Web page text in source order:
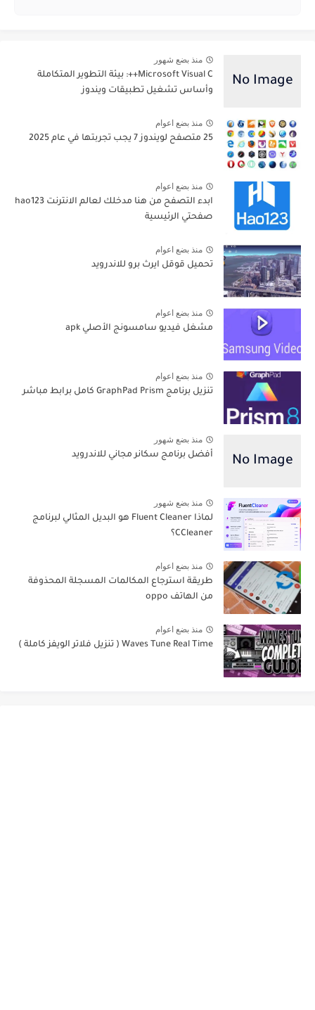
منذ بضع شهور
Microsoft Visual C++: بيئة التطوير المتكاملة
وأساس تشغيل تطبيقات ويندوز
منذ بضع اعوام
25 متصفح لويندوز 7 يجب تجربتها في عام 2025
منذ بضع اعوام
ابدء التصفح من هنا مدخلك لعالم الانترنت hao123
صفحتي الرئيسية
منذ بضع اعوام
تحميل قوقل ايرث برو للاندرويد
منذ بضع اعوام
مشغل فيديو سامسونج الأصلي apk
منذ بضع اعوام
تنزيل برنامج GraphPad Prism كامل برابط مباشر
منذ بضع شهور
أفضل برنامج سكانر مجاني للاندرويد
منذ بضع شهور
لماذا Fluent Cleaner هو البديل المثالي لبرنامج
CCleaner؟
منذ بضع اعوام
طريقة استرجاع المكالمات المسجلة المحذوفة
من الهاتف oppo
منذ بضع اعوام
Waves Tune Real Time ( تنزيل فلاتر الويفز كاملة )